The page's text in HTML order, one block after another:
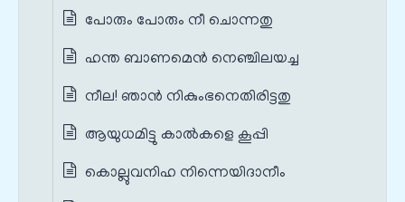
പോരും പോരും നീ ചൊന്നതു
ഹന്ത ബാണമെൻ നെഞ്ചിലയച്ച
നീല! ഞാന്‍ നികുംഭനെതിരിട്ടതു
ആയുധമിട്ടു കാല്‍കളെ കൂപ്പി
കൊല്ലുവനിഹ നിന്നെയിദാനീം